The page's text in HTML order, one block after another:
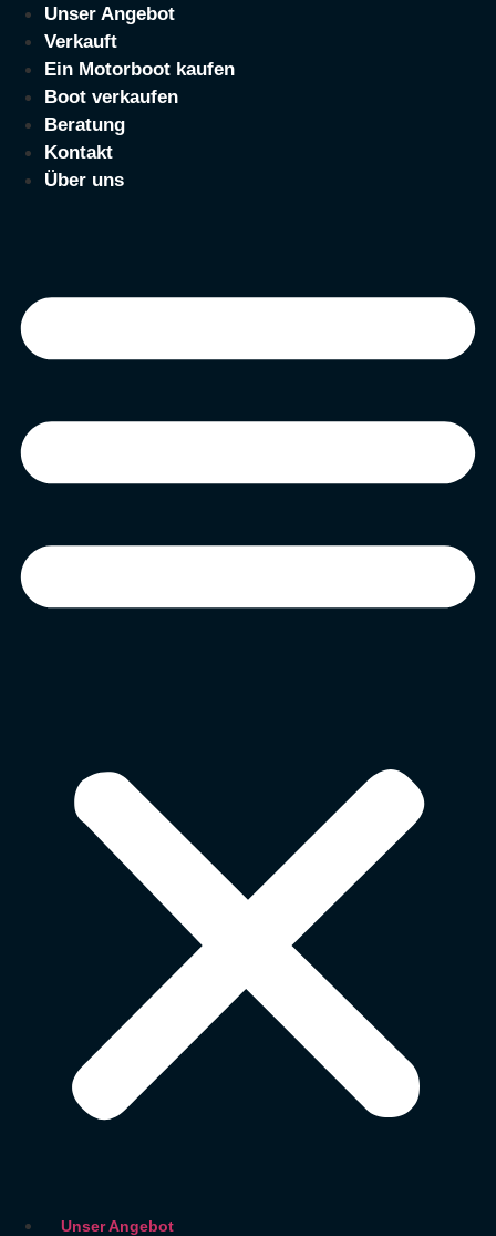
Zum
Inhalt
springen
Unser Angebot
Verkauft
Ein Motorboot kaufen
Boot verkaufen
Beratung
Kontakt
Über uns
Unser Angebot